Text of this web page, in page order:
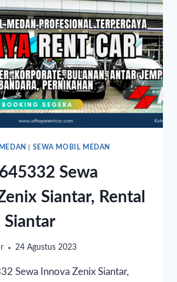
SEWA MOBIL MEDAN
Sewa
Siantar, Rental
24 Agustus 2023
Sewa Innova Zenix Siantar,